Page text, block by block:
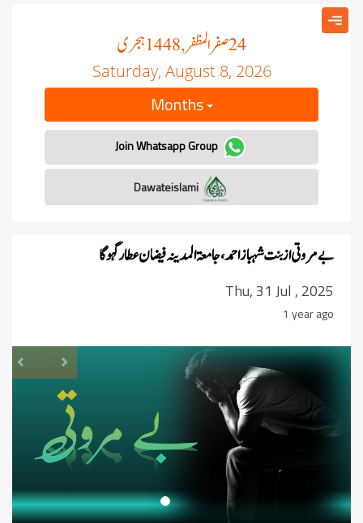
24صفر المظفر, 1448 ہجری
Saturday, August 8, 2026
Months
Join Whatsapp Group
بے مروتی از بنت شہباز احمد، جامعۃ المدینہ فیضان عطار گہوگا
Thu, 31 Jul , 2025
1 year ago